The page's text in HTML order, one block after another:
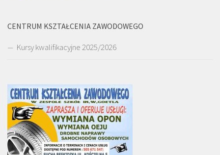
CENTRUM KSZTAŁCENIA ZAWODOWEGO
Kursy kwalifikacyjne 2025/2026